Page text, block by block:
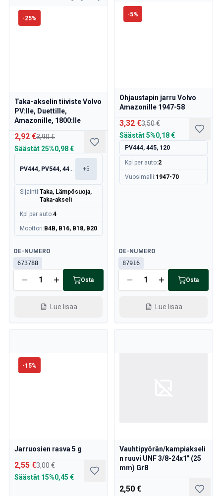
-25%
Taka-akselin tiiviste Volvo
PV:lle, Duettille,
Amazonille, 1800:lle
2,92 €3,90 €
Säästät 25%0,98 €
PV444, PV544, 445, 210 +5
Sijainti:Taka, Lämpösuoja,
Taka-akseli
Kpl per auto:4
Moottori: B4B, B16, B18, B20
Saatavilla
OE-NUMERO
673788
Osta
Lue lisää
-5%
Ohjaustapin jarru Volvo
Amazonille 1947-58
3,32 €3,50 €
Säästät5%0,18 €
PV444, 445, 120
Kpl per auto:2
Vuosimalli:1947-70
Saatavilla
OE-NUMERO
87916
Osta
Lue lisää
-15%
Jarruosien rasva 5 g
2,55 €3,00 €
Säästät 15%0,45 €
Vauhtipyörän/kampiakseli
n ruuvi UNF 3/8-24x1" (25
mm) Gr8
2,50 €